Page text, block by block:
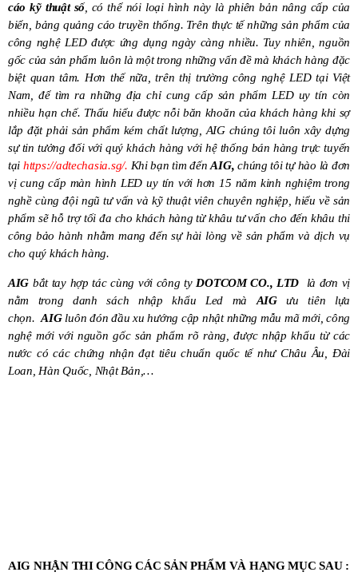
cáo kỹ thuật số, có thể nói loại hình này là phiên bản nâng cấp của
biển, bảng quảng cáo truyền thống. Trên thực tế những sản phẩm của
công nghệ LED được ứng dụng ngày càng nhiều. Tuy nhiên, nguồn
gốc của sản phẩm luôn là một trong những vấn đề mà khách hàng đặc
biệt quan tâm. Hơn thế nữa, trên thị trường công nghệ LED tại Việt
Nam, để tìm ra những địa chỉ cung cấp sản phẩm LED uy tín còn
nhiều hạn chế. Thấu hiểu được nỗi băn khoăn của khách hàng khi sợ
lắp đặt phải sản phẩm kém chất lượng, AIG chúng tôi luôn xây dựng
sự tin tưởng đối với quý khách hàng với hệ thống bán hàng trực tuyến
tại https://adtechasia.sg/. Khi bạn tìm đếnAIG, chúng tôi tự hào là đơn
vị cung cấp màn hình LED uy tín với hơn 15 năm kinh nghiệm trong
nghề cùng đội ngũ tư vấn và kỹ thuật viên chuyên nghiệp, hiểu về sản
phẩm sẽ hỗ trợ tối đa cho khách hàng từ khâu tư vấn cho đến khâu thi
công bảo hành nhằm mang đến sự hài lòng về sản phẩm và dịch vụ
cho quý khách hàng.
AIG bắt tay hợp tác cùng với công tyDOTCOM CO., LTD
là đơn vị
nằm trong danh sách nhập khẩu Led màAIGưu tiên lựa
chọn.AIGluôn đón đầu xu hướng cập nhật những mẫu mã mới, công
nghệ mới với nguồn gốc sản phẩm rõ ràng, được nhập khẩu từ các
nước có các chứng nhận đạt tiêu chuẩn quốc tế như Châu Âu, Đài
Loan, Hàn Quốc, Nhật Bản,…
AIG NHẬN THI CÔNG CÁC SẢN PHẨM VÀ HẠNG MỤC SAU :